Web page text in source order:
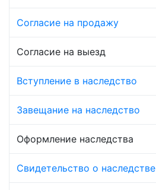
Согласие на продажу
Согласие на выезд
Вступление в наследство
Завещание на наследство
Оформление наследства
Свидетельство о наследстве